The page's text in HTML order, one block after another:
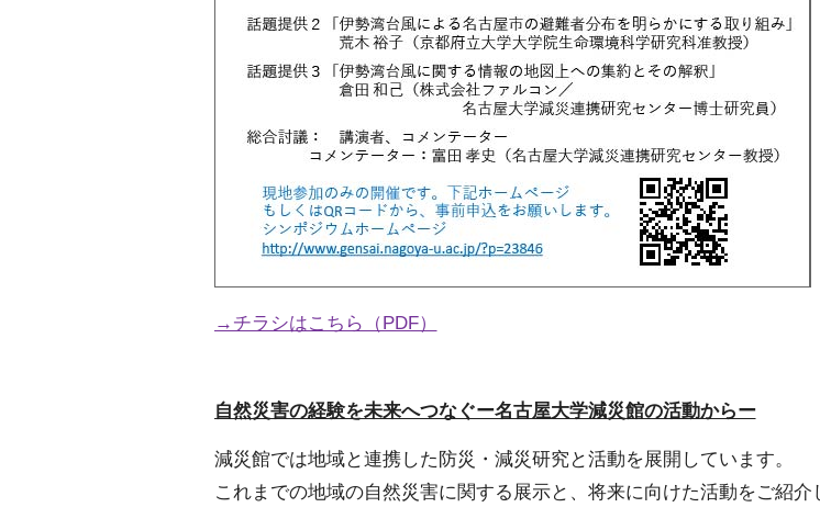
→チラシはこちら（PDF）
自然災害の経験を未来へつなぐー名古屋大学減災館の活動からー
減災館では地域と連携した防災・減災研究と活動を展開しています。
これまでの地域の自然災害に関する展示と、将来に向けた活動をご紹介